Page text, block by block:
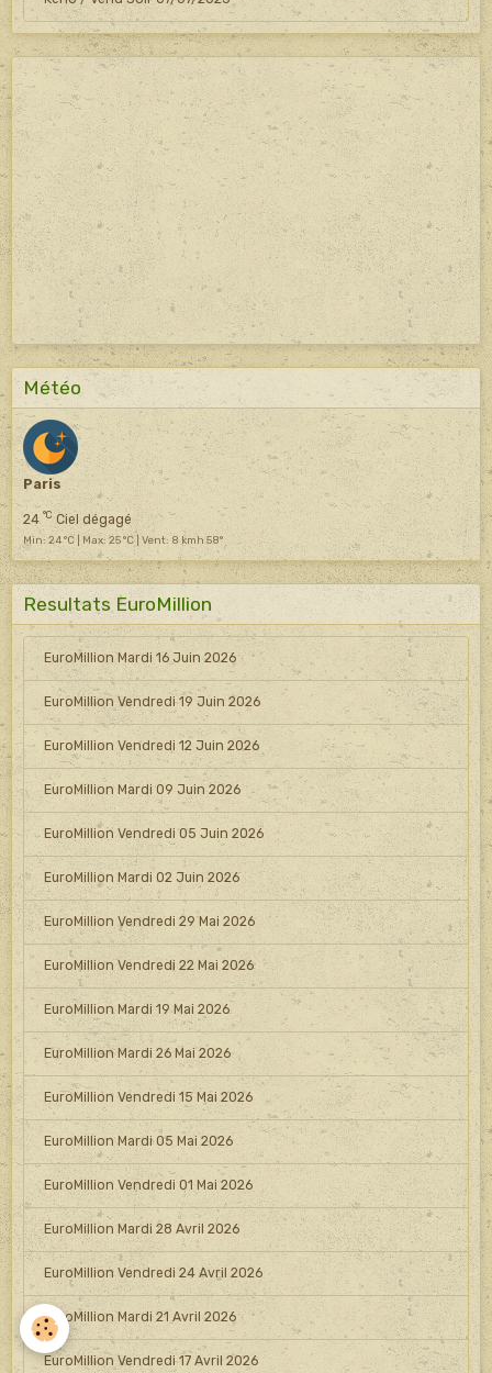
Météo
Paris
24 °CCiel dégagé
Min: 24 °C | Max: 25 °C | Vent: 8 kmh 58°
Resultats EuroMillion
EuroMillion Mardi 16 Juin 2026
EuroMillion Vendredi 19 Juin 2026
EuroMillion Vendredi 12 Juin 2026
EuroMillion Mardi 09 Juin 2026
EuroMillion Vendredi 05 Juin 2026
EuroMillion Mardi 02 Juin 2026
EuroMillion Vendredi 29 Mai 2026
EuroMillion Vendredi 22 Mai 2026
EuroMillion Mardi 19 Mai 2026
EuroMillion Mardi 26 Mai 2026
EuroMillion Vendredi 15 Mai 2026
EuroMillion Mardi 05 Mai 2026
EuroMillion Vendredi 01 Mai 2026
EuroMillion Mardi 28 Avril 2026
EuroMillion Vendredi 24 Avril 2026
EuroMillion Mardi 21 Avril 2026
EuroMillion Vendredi 17 Avril 2026